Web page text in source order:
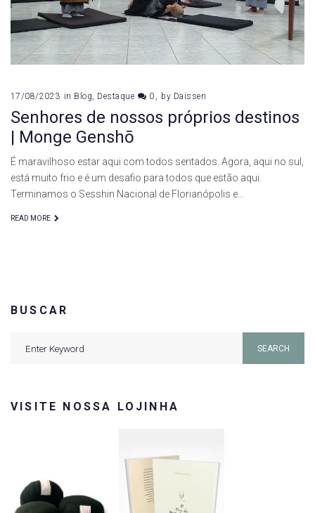
de
2023
17/08/2023 in Blog, Destaque 0 by Daissen
Senhores de nossos próprios destinos
| Monge Genshō
É maravilhoso estar aqui com todos sentados. Agora, aqui no sul,
está muito frio e é um desafio para todos que estão aqui.
Terminamos o Sesshin Nacional de Florianópolis e…
READ MORE
BUSCAR
SEARCH
VISITE NOSSA LOJINHA